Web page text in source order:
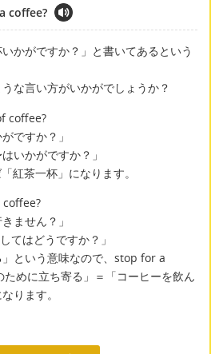
coffee?
かがですか？」と書いてあるという
な言い方がいかがでしょうか？
coffee?
ですか？」
いかがですか？」
紅茶一杯」になります。
ません？」
てはどうですか？」
という意味なので、stop for a
めに立ち寄る」＝「コーヒーを飲ん
ります。